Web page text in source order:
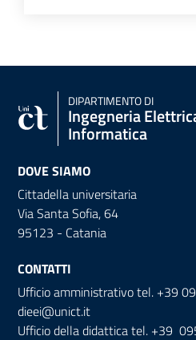
DIPARTIMENTO DI
Ingegneria
Informatica
DOVE SIAMO
Cittadella universitaria
Via Santa Sofia, 64
95123 - Catania
CONTATTI
Ufficio amministrativo tel. +39
dieei@unict.it
Ufficio della didattica tel. +39